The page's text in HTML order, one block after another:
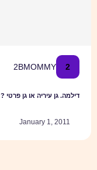
2
2BMOMMY
דילמה. גן עיריה או גן פרטי ?
January 1, 2011